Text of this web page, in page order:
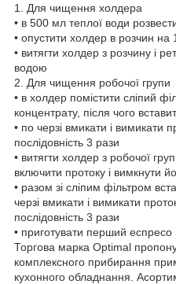
1. Для чищення холдера
• в 500 мл теплої води
• опустити холдер в розчин на
• витягти холдер з розчину і
водою
2. Для чищення робочої групи
• в холдер помістити сліпий
концентрату, після чого
• по черзі вмикати і вимикати
послідовність 3 рази
• витягти холдер з робочої
включити протоку і вимкнути
• разом зі сліпим фільтром
черзі вмикати і вимикати
послідовність 3 рази
• приготувати перший еспресо
Торгова марка Optimal
комплексного прибирання
кухонного обладнання.